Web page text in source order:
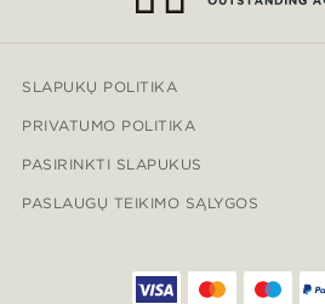
SLAPUKŲ POLITIKA
PRIVATUMO POLITIKA
PASIRINKTI SLAPUKUS
PASLAUGŲ TEIKIMO SĄLYGOS